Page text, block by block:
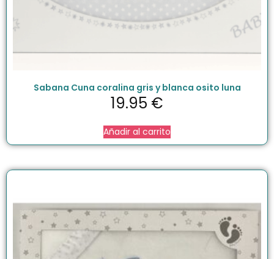
Sabana Cuna coralina gris y blanca osito luna
19.95 €
Añadir al carrito